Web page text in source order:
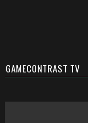
GAMECONTRAST TV